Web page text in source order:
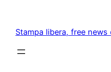
content
Stampa libera, free